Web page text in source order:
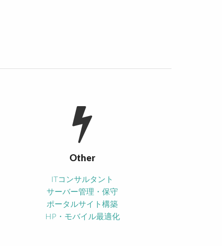
Other
ITコンサルタント
サーバー管理・保守
ポータルサイト構築
HP・モバイル最適化